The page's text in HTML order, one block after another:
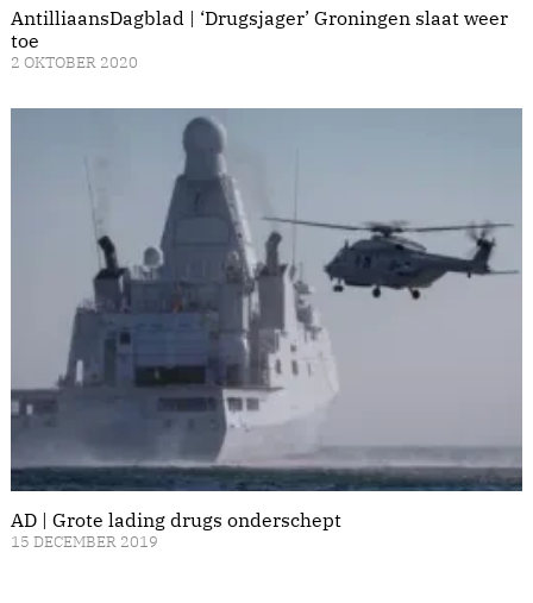
AntilliaansDagblad | ‘Drugsjager’ Groningen slaat weer
toe
2 OKTOBER 2020
AD | Grote lading drugs onderschept
15 DECEMBER 2019